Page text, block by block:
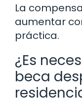
La
aumentar
práctica.
¿Es
beca